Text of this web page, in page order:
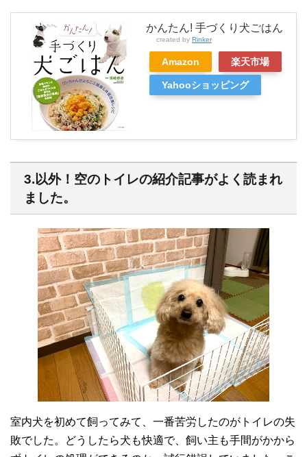
かんたん! 手づくり犬ごはん
created by Rinker
Amazon 楽天市場
Yahooショッピング
3.以外！空のトイレの紹介記事がよく読まれ
ました。
室内犬を初めて飼ってみて、一番苦労したのがトイレの失
敗でした。どうしたら犬も快適で、飼い主も手間がかから